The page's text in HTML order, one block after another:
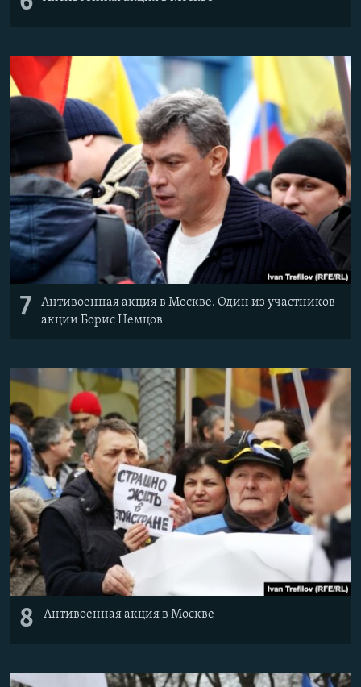
7
Антивоенная акция в Москве. Один из участников
акции Борис Немцов
8 Антивоенная акция в Москве